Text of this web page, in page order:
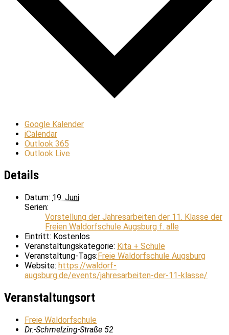
Google Kalender
iCalendar
Outlook 365
Outlook Live
Details
Datum: 19. Juni
Serien:
Vorstellung der Jahresarbeiten der 11. Klasse der
Freien Waldorfschule Augsburg f. alle
Eintritt: Kostenlos
Veranstaltungskategorie: Kita + Schule
Veranstaltung-Tags: Freie Waldorfschule Augsburg
Website: https://waldorf-
augsburg.de/events/jahresarbeiten-der-11-klasse/
Veranstaltungsort
Freie Waldorfschule
Dr.-Schmelzing-Straße 52